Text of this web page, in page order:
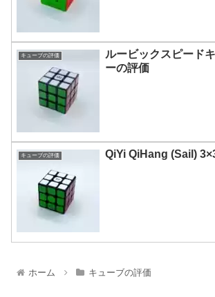
キューブの評価
ルービックスピード
ーの評価
キューブの評価 QiYi QiHang (Sail)
ホーム キューブの評価